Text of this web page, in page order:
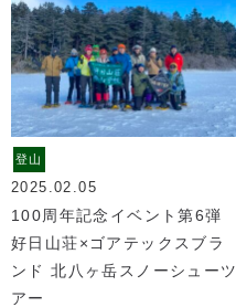
登山
2025.02.05
100周年記念イベント第6弾
好日山荘×ゴアテックスブラ
ンド 北八ヶ岳スノーシューツ
アー